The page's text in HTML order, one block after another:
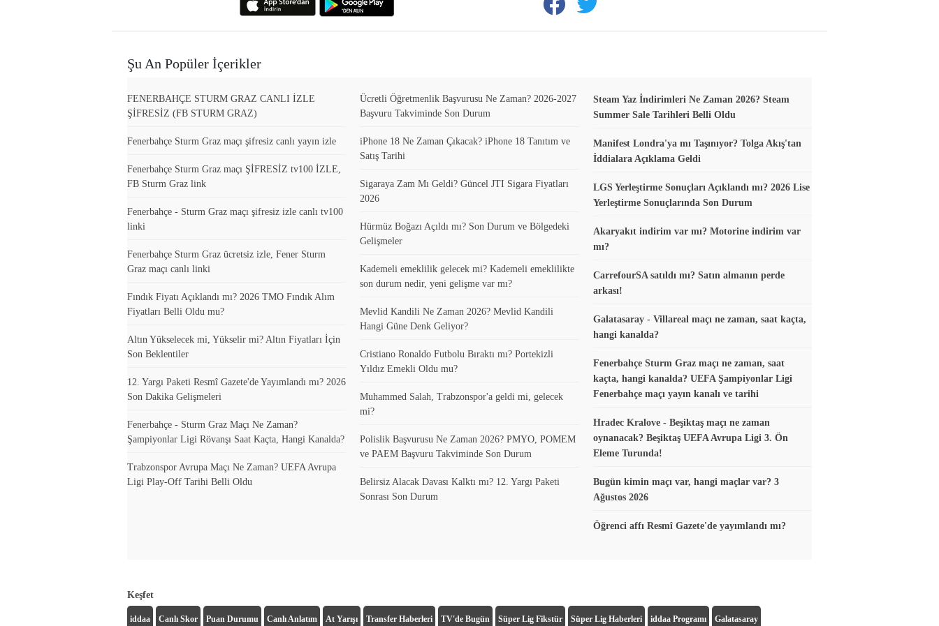
Şu An Popüler İçerikler
FENERBAHÇE STURM GRAZ CANLI İZLE
ŞİFRESİZ (FB STURM GRAZ)
Fenerbahçe Sturm Graz maçı şifresiz canlı yayın izle
Fenerbahçe Sturm Graz maçı ŞİFRESİZ tv100 İZLE,
FB Sturm Graz link
Fenerbahçe - Sturm Graz maçı şifresiz izle canlı tv100
linki
Fenerbahçe Sturm Graz ücretsiz izle, Fener Sturm
Graz maçı canlı linki
Fındık Fiyatı Açıklandı mı? 2026 TMO Fındık Alım
Fiyatları Belli Oldu mu?
Altın Yükselecek mi, Yükselir mi? Altın Fiyatları İçin
Son Beklentiler
12. Yargı Paketi Resmî Gazete'de Yayımlandı mı? 2026
Son Dakika Gelişmeleri
Fenerbahçe - Sturm Graz Maçı Ne Zaman?
Şampiyonlar Ligi Rövanşı Saat Kaçta, Hangi Kanalda?
Trabzonspor Avrupa Maçı Ne Zaman? UEFA Avrupa
Ligi Play-Off Tarihi Belli Oldu
Ücretli Öğretmenlik Başvurusu Ne Zaman? 2026-2027
Başvuru Takviminde Son Durum
iPhone 18 Ne Zaman Çıkacak? iPhone 18 Tanıtım ve
Satış Tarihi
Sigaraya Zam Mı Geldi? Güncel JTI Sigara Fiyatları
2026
Hürmüz Boğazı Açıldı mı? Son Durum ve Bölgedeki
Gelişmeler
Kademeli emeklilik gelecek mi? Kademeli emeklilikte
son durum nedir, yeni gelişme var mı?
Mevlid Kandili Ne Zaman 2026? Mevlid Kandili
Hangi Güne Denk Geliyor?
Cristiano Ronaldo Futbolu Bıraktı mı? Portekizli
Yıldız Emekli Oldu mu?
Muhammed Salah, Trabzonspor'a geldi mi, gelecek
mi?
Polislik Başvurusu Ne Zaman 2026? PMYO, POMEM
ve PAEM Başvuru Takviminde Son Durum
Belirsiz Alacak Davası Kalktı mı? 12. Yargı Paketi
Sonrası Son Durum
Steam Yaz İndirimleri Ne Zaman 2026? Steam
Summer Sale Tarihleri Belli Oldu
Manifest Londra'ya mı Taşınıyor? Tolga Akış'tan
İddialara Açıklama Geldi
LGS Yerleştirme Sonuçları Açıklandı mı? 2026 Lise
Yerleştirme Sonuçlarında Son Durum
Akaryakıt indirim var mı? Motorine indirim var
mı?
CarrefourSA satıldı mı? Satın almanın perde
arkası!
Galatasaray - Villareal maçı ne zaman, saat kaçta,
hangi kanalda?
Fenerbahçe Sturm Graz maçı ne zaman, saat
kaçta, hangi kanalda? UEFA Şampiyonlar Ligi
Fenerbahçe maçı yayın kanalı ve tarihi
Hradec Kralove - Beşiktaş maçı ne zaman
oynanacak? Beşiktaş UEFA Avrupa Ligi 3. Ön
Eleme Turunda!
Bugün kimin maçı var, hangi maçlar var? 3
Ağustos 2026
Öğrenci affı Resmî Gazete'de yayımlandı mı?
Keşfet
iddaa Canlı Skor Puan Durumu Canlı Anlatım At Yarışı Transfer Haberleri TV'de Bugün Süper Lig Fikstür Süper Lig Haberleri iddaa Programı Galatasaray